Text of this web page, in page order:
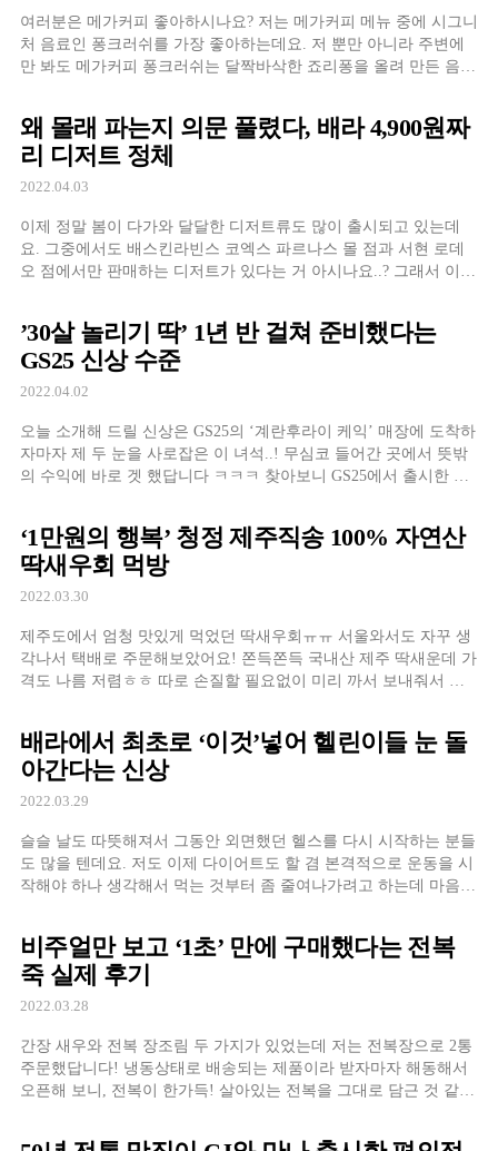
여러분은 메가커피 좋아하시나요? 저는 메가커피 메뉴 중에 시그니
처 음료인 퐁크러쉬를 가장 좋아하는데요. 저 뿐만 아니라 주변에
만 봐도 메가커피 퐁크러쉬는 달짝바삭한 죠리퐁을 올려 만든 음료
왜 몰래 파는지 의문 풀렸다, 배라 4,900원짜
리 디저트 정체
2022.04.03
이제 정말 봄이 다가와 달달한 디저트류도 많이 출시되고 있는데
요. 그중에서도 배스킨라빈스 코엑스 파르나스 몰 점과 서현 로데
오 점에서만 판매하는 디저트가 있다는 거 아시나요..? 그래서 이번
’30살 놀리기 딱’ 1년 반 걸쳐 준비했다는
GS25 신상 수준
2022.04.02
오늘 소개해 드릴 신상은 GS25의 ‘계란후라이 케익’ 매장에 도착하
자마자 제 두 눈을 사로잡은 이 녀석..! 무심코 들어간 곳에서 뜻밖
의 수익에 바로 겟 했답니다 ㅋㅋㅋ 찾아보니 GS25에서 출시한 제
‘1만원의 행복’ 청정 제주직송 100% 자연산
딱새우회 먹방
2022.03.30
제주도에서 엄청 맛있게 먹었던 딱새우회ㅠㅠ 서울와서도 자꾸 생
각나서 택배로 주문해보았어요! 쫀득쫀득 국내산 제주 딱새운데 가
격도 나름 저렴ㅎㅎ 따로 손질할 필요없이 미리 까서 보내줘서 입
배라에서 최초로 ‘이것’넣어 헬린이들 눈 돌
아간다는 신상
2022.03.29
슬슬 날도 따뜻해져서 그동안 외면했던 헬스를 다시 시작하는 분들
도 많을 텐데요. 저도 이제 다이어트도 할 겸 본격적으로 운동을 시
작해야 하나 생각해서 먹는 것부터 좀 줄여나가려고 하는데 마음처
비주얼만 보고 ‘1초’ 만에 구매했다는 전복
죽 실제 후기
2022.03.28
간장 새우와 전복 장조림 두 가지가 있었는데 저는 전복장으로 2통
주문했답니다! 냉동상태로 배송되는 제품이라 받자마자 해동해서
오픈해 보니, 전복이 한가득! 살아있는 전복을 그대로 담근 것 같은